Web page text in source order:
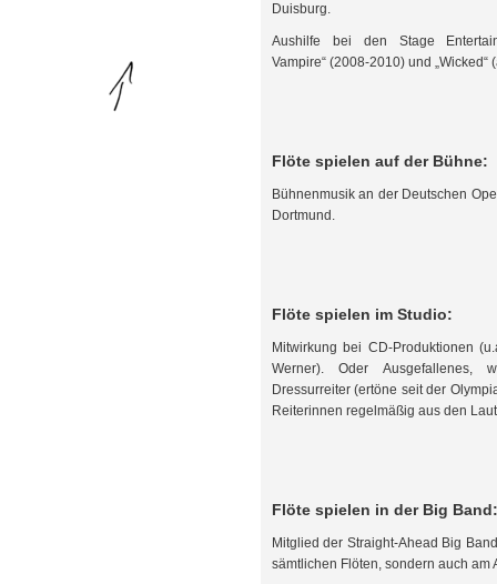
Duisburg.
Aushilfe bei den Stage
Vampire“ (2008-2010) und „Wicked“
Flöte spielen auf der Bühne:
Bühnenmusik an der Deutschen
Dortmund.
Flöte spielen im Studio:
Mitwirkung bei CD-Produktionen
Werner). Oder
Dressurreiter (ertöne seit der
Reiterinnen regelmäßig aus den
Flöte spielen in der Big Band:
Mitglied der Straight-Ahead Big
sämtlichen Flöten, sondern auch am